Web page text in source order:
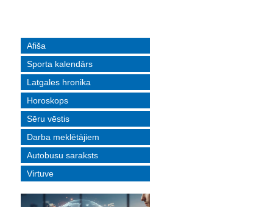
Afiša
Sporta kalendārs
Latgales hronika
Horoskops
Sēru vēstis
Darba meklētājiem
Autobusu saraksts
Virtuve